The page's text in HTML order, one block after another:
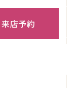
来店予約